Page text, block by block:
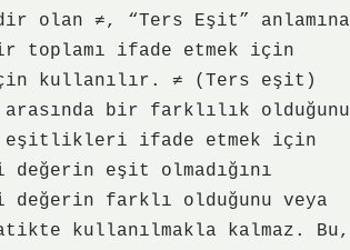
olan ≠, “Ters Eşit” anlamına
toplamı ifade etmek için
kullanılır. ≠ (Ters eşit)
bir farklılık olduğunu
eşitlikleri ifade etmek için
eşit olmadığını
farklı olduğunu veya
kullanılmakla kalmaz. Bu,